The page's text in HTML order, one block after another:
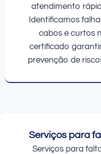
atendimento
Identificamos
cabos e curtos
certificado
prevenção de
Serviços para
Serviços para